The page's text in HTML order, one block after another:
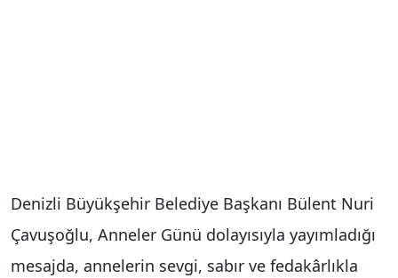
Denizli Büyükşehir Belediye Başkanı Bülent Nuri
Çavuşoğlu, Anneler Günü dolayısıyla yayımladığı
mesajda, annelerin sevgi, sabır ve fedakârlıkla